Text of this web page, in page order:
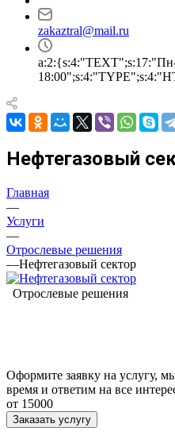
zakaztral@mail.ru
Нефтегазовый
Главная
—
Услуги
—
Отрослевые решения
—Нефтегазовый сектор
Отрослевые решения
Оформите заявку на услугу,
время и ответим на все
от 15000
Заказать услугу